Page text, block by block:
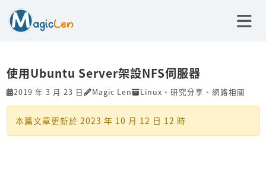
使用Ubuntu Server架設NFS伺服器
2019 年 3 月 23 日 Magic Len Linux 、 研究分享 、 網路相關
本篇文章更新於 2023 年 10 月 12 日 12 時